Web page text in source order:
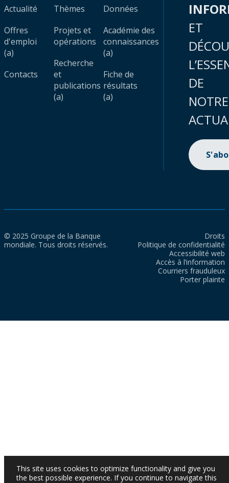
Actualité
Offres
d'emploi
(a)
Contacts
Thèmes
Projets et
opérations
Recherche
et
publications
(a)
Données
Académie des
connaissances
(a)
Fiche de
résultats
(a)
ET
DE
NOTRE
© 2025 Groupe de la Banque
mondiale. Tous droits réservés.
Droits
Politique de confidentialité
Accessibilité web
Accès à l’information
Courriers frauduleux
Porter plainte
This site uses cookies to optimize functionality and give you
the best possible experience. If you continue to navigate this